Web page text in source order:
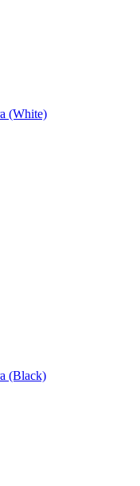
(White)
(Black)